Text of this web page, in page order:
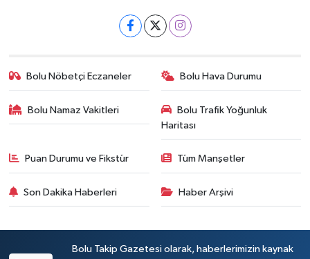
Bolu Nöbetçi Eczaneler Bolu Hava Durumu
Bolu Namaz Vakitleri
Bolu Trafik Yoğunluk
Haritası
Puan Durumu ve Fikstür Tüm Manşetler
Son Dakika Haberleri Haber Arşivi
Bolu Takip Gazetesi olarak, haberlerimizin kaynak